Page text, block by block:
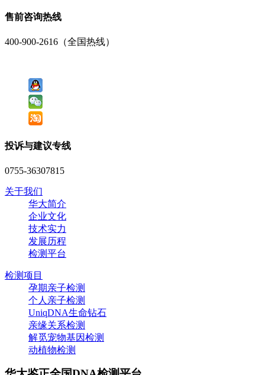
售前咨询热线
400-900-2616（全国热线）
投诉与建议专线
0755-36307815
关于我们
华大简介
企业文化
技术实力
发展历程
检测平台
检测项目
孕期亲子检测
个人亲子检测
UniqDNA生命钻石
亲缘关系检测
解觅宠物基因检测
动植物检测